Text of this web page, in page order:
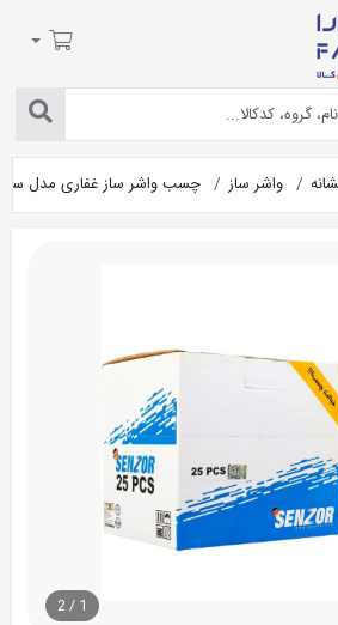
واشر ساز چسب واشر ساز غفاری مدل سنزور وزن ۸۵
1
/
2